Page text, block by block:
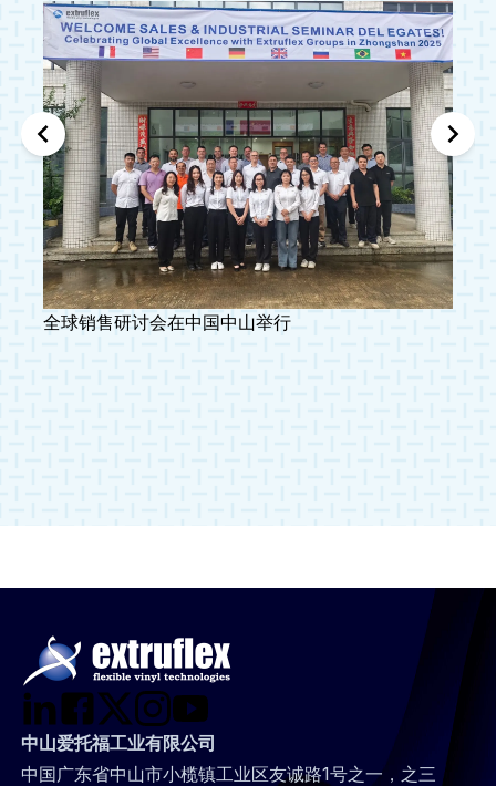
全球销售研讨会在中国中山举行
中山爱托福工业有限公司
中国广东省中山市小榄镇工业区友诚路1号之一，之三